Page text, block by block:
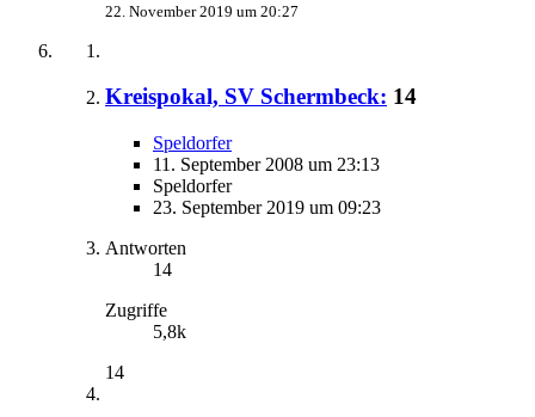
22. November 2019 um 20:27
Kreispokal, SV Schermbeck: 14
Speldorfer
11. September 2008 um 23:13
Speldorfer
23. September 2019 um 09:23
Antworten
14
Zugriffe
5,8k
14